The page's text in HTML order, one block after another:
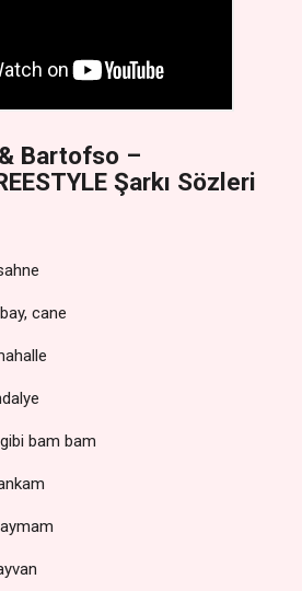
Bartofso –
Şarkı Sözleri
canе
bam bam